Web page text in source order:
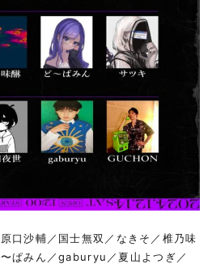
口沙輔／国士無双／なきそ／椎乃味
ぱみん／gaburyu／夏山よつぎ／